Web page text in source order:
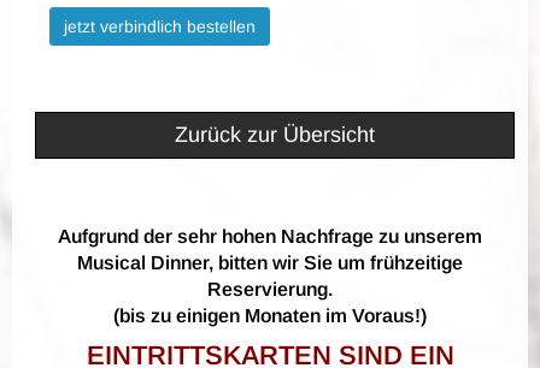
Bitte nicht ausfüllen.
jetzt verbindlich bestellen
Zurück zur Übersicht
Aufgrund der sehr hohen Nachfrage zu unserem
Musical Dinner, bitten wir Sie um frühzeitige
Reservierung.
(bis zu einigen Monaten im Voraus!)
EINTRITTSKARTEN SIND EIN